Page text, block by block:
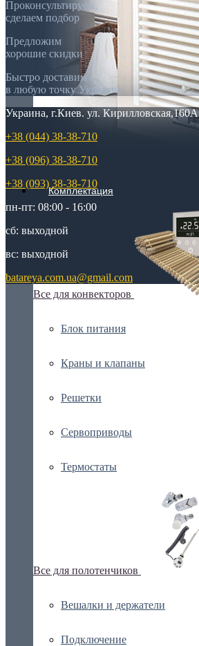
Комплектация
Все для конвекторов
Блок питания
Краны и клапаны
Решетки
Сервоприводы
Термостаты
Все для полотенчиков
Вешалки и держатели
Подключение
Проконсультируем,
сделаем подбор
Предложим
хорошие скидки
Быстро доставим
в любую точку Украины
Украина, г.Киев. ул. Кирилловская,160А
+38 (044) 38-38-710
+38 (096) 38-38-710
+38 (093) 38-38-710
пн-пт: 08:00 - 16:00
сб: выходной
вс: выходной
batareya.com.ua@gmail.com